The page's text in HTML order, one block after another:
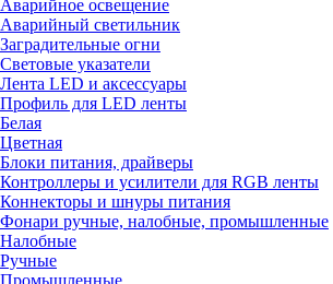
Аварийное освещение
Аварийный светильник
Заградительные огни
Световые указатели
Лента LED и аксессуары
Профиль для LED ленты
Белая
Цветная
Блоки питания, драйверы
Контроллеры и усилители для RGB ленты
Коннекторы и шнуры питания
Фонари ручные, налобные, промышленные
Налобные
Ручные
Промышленные